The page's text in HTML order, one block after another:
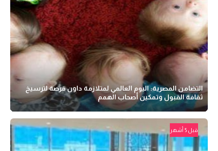
التضامن المصرية: اليوم العالمي لمتلازمة داون فرصة لترسيخ
ثقافة القبول وتمكين أصحاب الهمم
قبل 5 أشهر